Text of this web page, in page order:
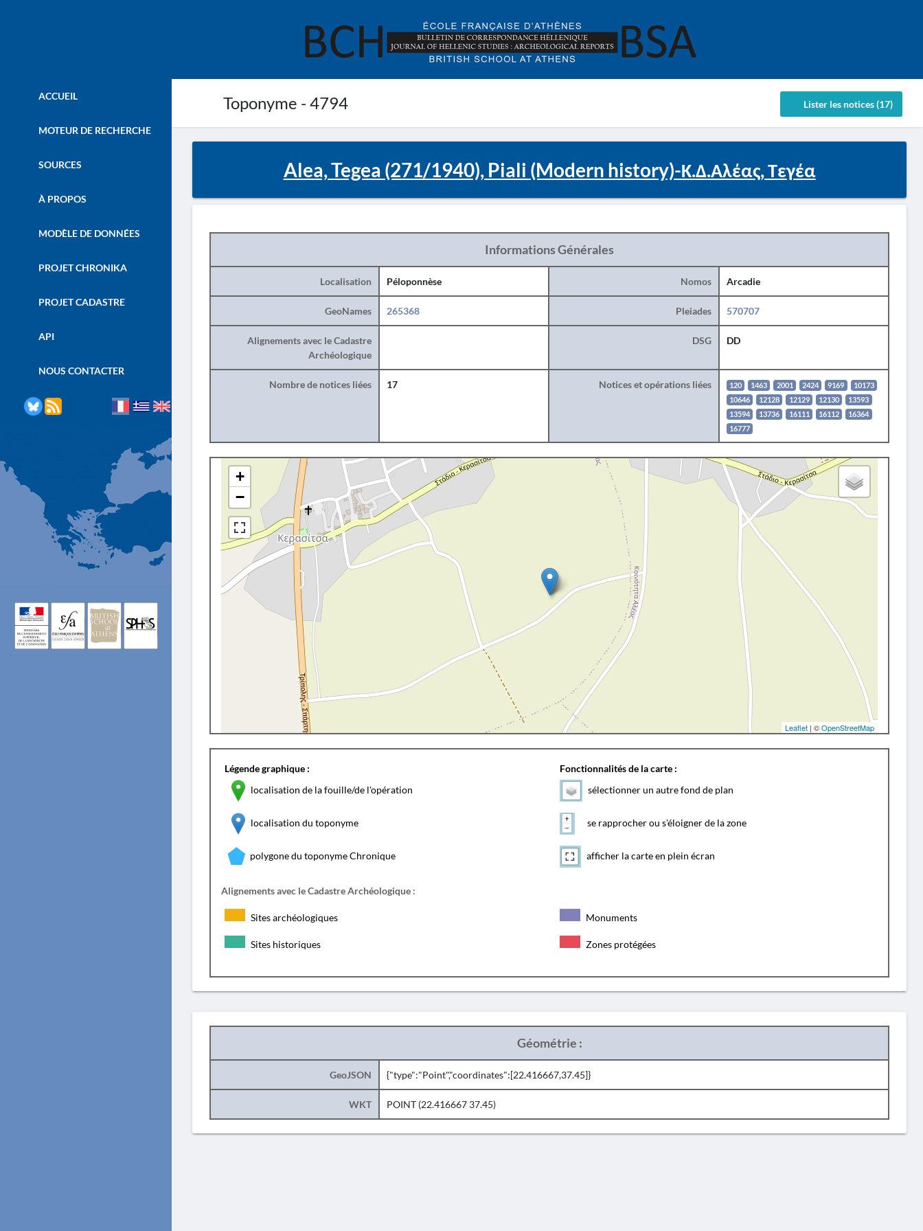
Toponyme - 4794 Lister les notices (17)
ACCUEIL
MOTEUR DE RECHERCHE
SOURCES
À PROPOS
MODÈLE DE DONNÉES
PROJET CHRONIKA
PROJET CADASTRE
API
NOUS CONTACTER
Alea, Tegea (271/1940), Piali (Modern history)-Κ.Δ.Αλέας, Τεγέα
Informations Générales
Localisation Péloponnèse Nomos Arcadie
GeoNames 265368 Pleiades 570707
Alignements avec le Cadastre
Archéologique
DSG DD
Nombre de notices liées 17 Notices et opérations liées 120 1463 2001 2424 9169
10173
10646
12128 12129 12130
13593
13594
13736 16111 16112
16364
16777
+
−
Leaflet | ©OpenStreetMap
Légende graphique :
localisation de la fouille/de l'opération
localisation du toponyme
polygone du toponyme Chronique
Fonctionnalités de la carte :
sélectionner un autre fond de plan
se rapprocher ou s'éloigner de la zone
afficher la carte en plein écran
Alignements avec le Cadastre Archéologique :
Sites archéologiques Monuments
Sites historiques Zones protégées
Géométrie :
GeoJSON {"type":"Point","coordinates":[22.416667,37.45]}
WKT POINT (22.416667 37.45)